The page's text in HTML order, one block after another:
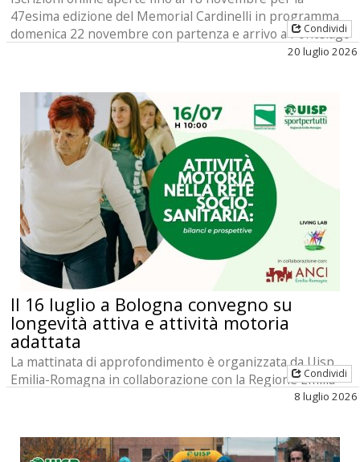
47esima edizione del Memorial Cardinelli in programma
domenica 22 novembre con partenza e arrivo a Pontelago
Condividi
20 luglio 2026
Il 16 luglio a Bologna convegno su
longevità attiva e attività motoria
adattata
La mattinata di approfondimento è organizzata da Uisp
Emilia-Romagna in collaborazione con la Regione Emilia-
Condividi
8 luglio 2026